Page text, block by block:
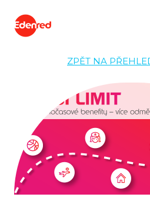
ZPĚT NA